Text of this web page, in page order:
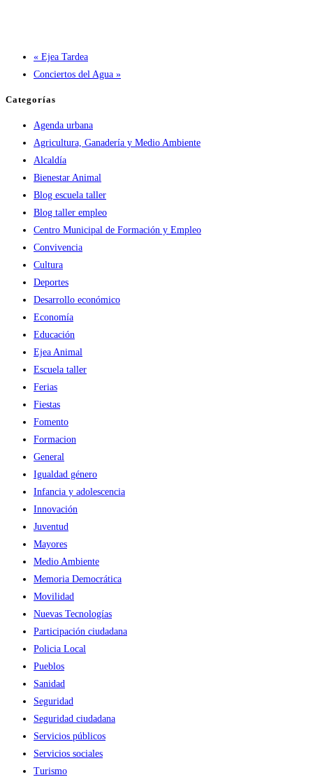
« Ejea Tardea
Conciertos del Agua »
Categorías
Agenda urbana
Agricultura, Ganadería y Medio Ambiente
Alcaldía
Bienestar Animal
Blog escuela taller
Blog taller empleo
Centro Municipal de Formación y Empleo
Convivencia
Cultura
Deportes
Desarrollo económico
Economía
Educación
Ejea Animal
Escuela taller
Ferias
Fiestas
Fomento
Formacion
General
Igualdad género
Infancia y adolescencia
Innovación
Juventud
Mayores
Medio Ambiente
Memoria Democrática
Movilidad
Nuevas Tecnologías
Participación ciudadana
Policia Local
Pueblos
Sanidad
Seguridad
Seguridad ciudadana
Servicios públicos
Servicios sociales
Turismo